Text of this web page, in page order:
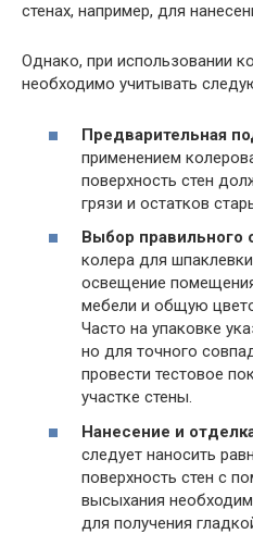
стенах, например, для
Однако, при использовании
необходимо учитывать
Предварительная
применением
поверхность стен
грязи и остатков
Выбор правильного
колера для
освещение
мебели и общую
Часто на упаковке
но для точного
провести тестовое
участке стены.
Нанесение и
следует наносить
поверхность стен с
высыхания
для получения